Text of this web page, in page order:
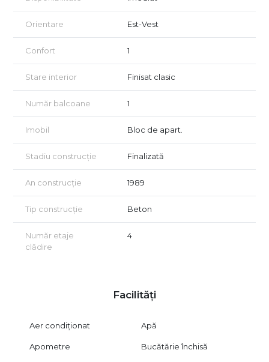
Orientare Est-Vest
Confort 1
Stare interior Finisat clasic
Număr balcoane 1
Imobil Bloc de apart.
Stadiu construcție Finalizată
An construcție 1989
Tip construcție Beton
Număr etaje
clădire
4
Facilități
Aer condiționat Apă
Apometre Bucătărie închisă